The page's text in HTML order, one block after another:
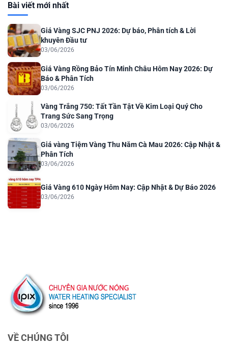
Bài viết mới nhất
Giá Vàng SJC PNJ 2026: Dự báo, Phân tích & Lời
khuyên Đầu tư
03/06/2026
Giá Vàng Rồng Bảo Tín Minh Châu Hôm Nay 2026: Dự
Báo & Phân Tích
03/06/2026
Vàng Trắng 750: Tất Tần Tật Về Kim Loại Quý Cho
Trang Sức Sang Trọng
03/06/2026
Giá vàng Tiệm Vàng Thu Năm Cà Mau 2026: Cập Nhật &
Phân Tích
03/06/2026
Giá Vàng 610 Ngày Hôm Nay: Cập Nhật & Dự Báo 2026
03/06/2026
VỀ CHÚNG TÔI